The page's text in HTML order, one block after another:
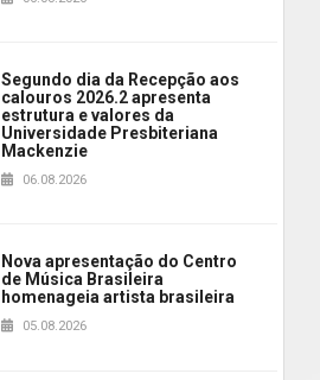
Segundo dia da Recepção aos
calouros 2026.2 apresenta
estrutura e valores da
Universidade Presbiteriana
Mackenzie
06.08.2026
Nova apresentação do Centro
de Música Brasileira
homenageia artista brasileira
05.08.2026